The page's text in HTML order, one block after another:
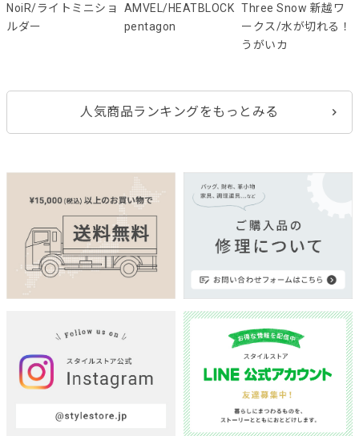
NoiR/ライトミニショ
ルダー
AMVEL/HEATBLOCK
pentagon
Three Snow 新越ワ
ークス/水が切れる！
うがいカ
人気商品ランキングをもっとみる